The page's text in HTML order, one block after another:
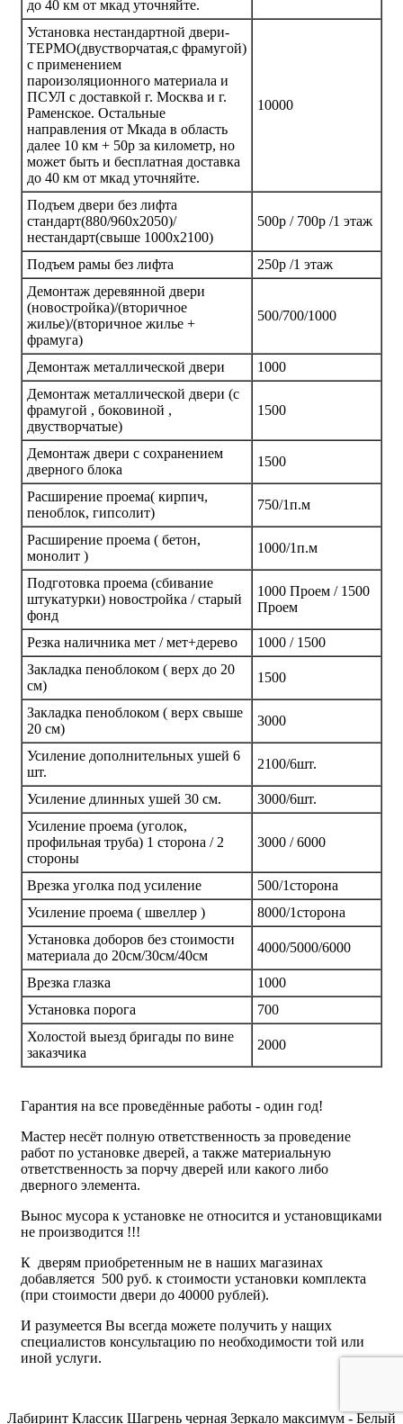
до 40 км от мкад уточняйте.
Установка нестандартной двери-
ТЕРМО(двустворчатая,с фрамугой)
с применением
пароизоляционного материала и
ПСУЛ с доставкой г. Москва и г.
Раменское. Остальные
направления от Мкада в область
далее 10 км + 50р за километр, но
может быть и бесплатная доставка
до 40 км от мкад уточняйте.
10000
Подъем двери без лифта
стандарт(880/960х2050)/
нестандарт(свыше 1000х2100)
500р / 700р /1 этаж
Подъем рамы без лифта
250р /1 этаж
Демонтаж деревянной двери
(новостройка)/(вторичное
жилье)/(вторичное жилье +
фрамуга)
500/700/1000
Демонтаж металлической двери
1000
Демонтаж металлической двери (с
фрамугой , боковиной ,
двустворчатые)
1500
Демонтаж двери с сохранением
дверного блока
1500
Расширение проема( кирпич,
пеноблок, гипсолит)
750/1п.м
Расширение проема ( бетон,
монолит )
1000/1п.м
Подготовка проема (сбивание
штукатурки) новостройка / старый
фонд
1000 Проем / 1500
Проем
Резка наличника мет / мет+дерево
1000 / 1500
Закладка пеноблоком ( верх до 20
см)
1500
Закладка пеноблоком ( верх свыше
20 см)
3000
Усиление дополнительных ушей 6
шт.
2100/6шт.
Усиление длинных ушей 30 см.
3000/6шт.
Усиление проема (уголок,
профильная труба) 1 сторона / 2
стороны
3000 / 6000
Врезка уголка под усиление
500/1сторона
Усиление проема ( швеллер )
8000/1сторона
Установка доборов без стоимости
материала до 20см/30см/40см
4000/5000/6000
Врезка глазка
1000
Установка порога
700
Холостой выезд бригады по вине
заказчика
2000
Гарантия на все проведённые работы - один год!
Мастер несёт полную ответственность за проведение
работ по установке дверей, а также материальную
ответственность за порчу дверей или какого либо
дверного элемента.
Вынос мусора к установке не относится и установщиками
не производится !!!
К дверям приобретенным не в наших магазинах
добавляется 500 руб. к стоимости установки комплекта
(при стоимости двери до 40000 рублей).
И разумеется Вы всегда можете получить у нащих
специалистов консультацию по необходимости той или
иной услуги.
Лабиринт Классик Шагрень черная Зеркало максимум - Белый